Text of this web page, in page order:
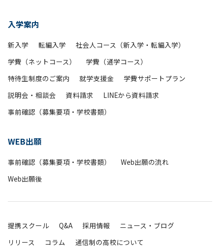
入学案内
新入学 転編入学
社会人コース（新入学・転編入学）
学費（ネットコース）
学費（通学コース）
特待生制度のご案内
就学支援金
学費サポートプラン
説明会・相談会
資料請求
LINEから資料請求
事前確認（募集要項・学校書類）
WEB出願
事前確認（募集要項・学校書類）
Web出願の流れ
Web出願後
提携スクール Q&A 採用情報
ニュース・ブログ
リリース
コラム 通信制の高校について